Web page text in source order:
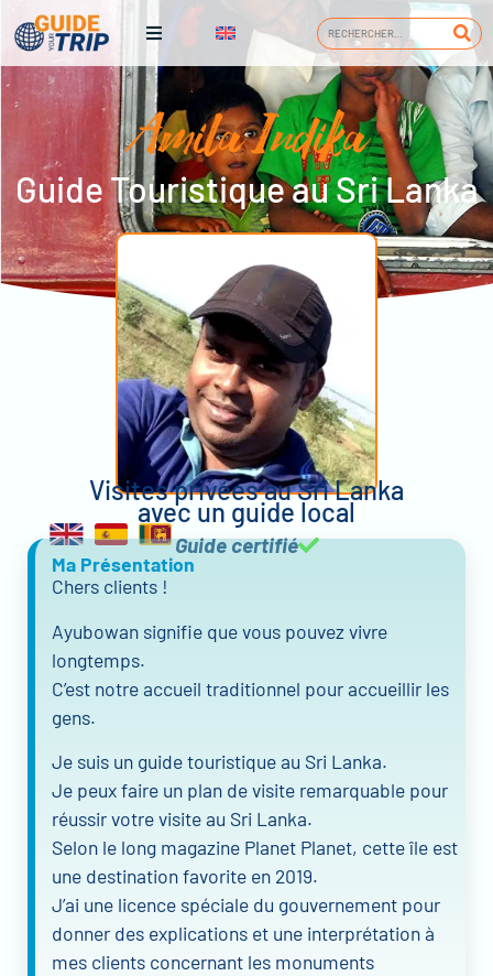
Amila Indika
Guide Touristique au Sri Lanka
Visites privées au Sri Lanka
avec un guide local
Guide certifié
Ma Présentation
Chers clients !
Ayubowan signifie que vous pouvez vivre
longtemps.
C’est notre accueil traditionnel pour accueillir les
gens.
Je suis un guide touristique au Sri Lanka.
Je peux faire un plan de visite remarquable pour
réussir votre visite au Sri Lanka.
Selon le long magazine Planet Planet, cette île est
une destination favorite en 2019.
J’ai une licence spéciale du gouvernement pour
donner des explications et une interprétation à
mes clients concernant les monuments